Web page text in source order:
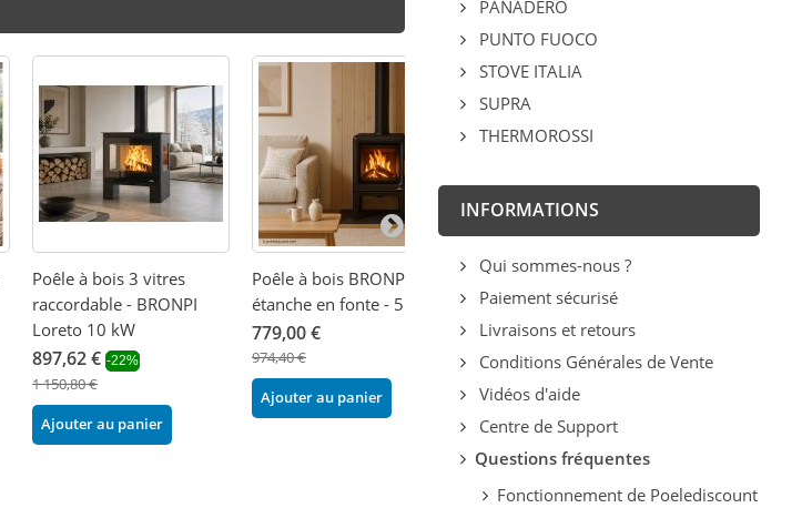
Poêle à bois 3 vitres
raccordable - BRONPI
Loreto 10 kW
897,62 € -22%
1 150,80 €
Ajouter au panier
Poêle à bois BRONPI Lira
étanche en fonte - 5 kW
779,00 €
974,40 €
Ajouter au panier
Poêle à bois ventilé
suspendu raccordable -
FIREMATIC Toronto - M
12.8 kW
2 104,66 € -14%
Ajouter au panier
2 690,00 €
PANADERO
PUNTO FUOCO
STOVE ITALIA
SUPRA
THERMOROSSI
INFORMATIONS
Qui sommes-nous ?
Paiement sécurisé
Livraisons et retours
Conditions Générales de Vente
Vidéos d'aide
Centre de Support
Questions fréquentes
Fonctionnement de Poelediscount